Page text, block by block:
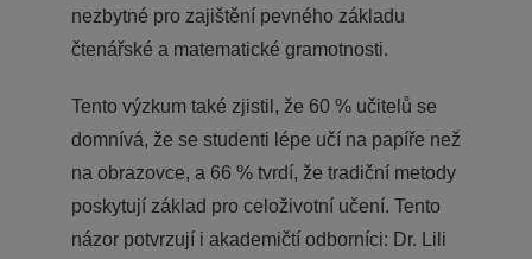
nezbytné pro zajištění pevného základu
čtenářské a matematické gramotnosti.
Tento výzkum také zjistil, že 60 % učitelů se
domnívá, že se studenti lépe učí na papíře než
na obrazovce, a 66 % tvrdí, že tradiční metody
poskytují základ pro celoživotní učení. Tento
názor potvrzují i akademičtí odborníci: Dr. Lili